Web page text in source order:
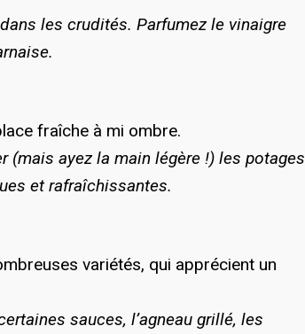
les crudités. Parfumez le vinaigre
fraîche à mi ombre.
ayez la main légère !) les potages
et rafraîchissantes.
variétés, qui apprécient un
sauces, l’agneau grillé, les